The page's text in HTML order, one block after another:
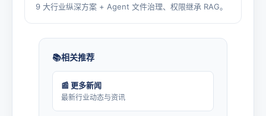
9 大行业纵深方案 + Agent 文件治理、权限继承 RAG。
相关推荐
📰 更多新闻
最新行业动态与资讯